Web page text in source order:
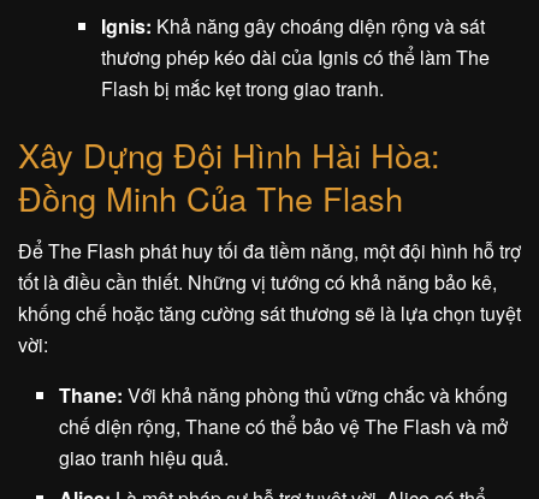
Ignis: Khả năng gây choáng diện rộng và sát
thương phép kéo dài của Ignis có thể làm The
Flash bị mắc kẹt trong giao tranh.
Xây Dựng Đội Hình Hài Hòa:
Đồng Minh Của The Flash
Để The Flash phát huy tối đa tiềm năng, một đội hình hỗ trợ
tốt là điều cần thiết. Những vị tướng có khả năng bảo kê,
khống chế hoặc tăng cường sát thương sẽ là lựa chọn tuyệt
vời:
Thane: Với khả năng phòng thủ vững chắc và khống
chế diện rộng, Thane có thể bảo vệ The Flash và mở
giao tranh hiệu quả.